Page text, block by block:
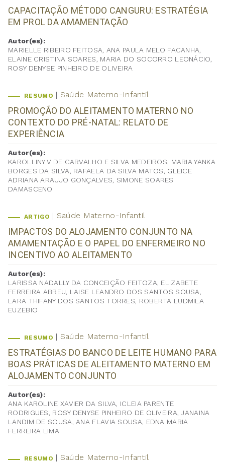
CAPACITAÇÃO MÉTODO CANGURU: ESTRATÉGIA
EM PROL DA AMAMENTAÇÃO
Autor(es):
MARIELLE RIBEIRO FEITOSA, ANA PAULA MELO FACANHA,
ELAINE CRISTINA SOARES, MARIA DO SOCORRO LEONÁCIO,
ROSY DENYSE PINHEIRO DE OLIVEIRA
RESUMO Saúde Materno-Infantil
PROMOÇÃO DO ALEITAMENTO MATERNO NO
CONTEXTO DO PRÉ-NATAL: RELATO DE
EXPERIÊNCIA
Autor(es):
KAROLLINY V DE CARVALHO E SILVA MEDEIROS, MARIA YANKA
BORGES DA SILVA, RAFAELA DA SILVA MATOS, GLEICE
ADRIANA ARAUJO GONÇALVES, SIMONE SOARES
DAMASCENO
ARTIGO Saúde Materno-Infantil
IMPACTOS DO ALOJAMENTO CONJUNTO NA
AMAMENTAÇÃO E O PAPEL DO ENFERMEIRO NO
INCENTIVO AO ALEITAMENTO
Autor(es):
LARISSA NADALLY DA CONCEIÇÃO FEITOZA, ELIZABETE
FERREIRA ABREU, LAISE LEANDRO DOS SANTOS SOUSA,
LARA THIFANY DOS SANTOS TORRES, ROBERTA LUDMILA
EUZEBIO
RESUMO Saúde Materno-Infantil
ESTRATÉGIAS DO BANCO DE LEITE HUMANO PARA
BOAS PRÁTICAS DE ALEITAMENTO MATERNO EM
ALOJAMENTO CONJUNTO
Autor(es):
ANA KAROLINE XAVIER DA SILVA, ICLEIA PARENTE
RODRIGUES, ROSY DENYSE PINHEIRO DE OLIVEIRA, JANAINA
LANDIM DE SOUSA, ANA FLAVIA SOUSA, EDNA MARIA
FERREIRA LIMA
RESUMO Saúde Materno-Infantil